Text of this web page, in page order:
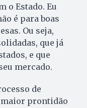
o Estado. Eu
é para boas
Ou seja,
que já
e que
mercado.
de
prontidão